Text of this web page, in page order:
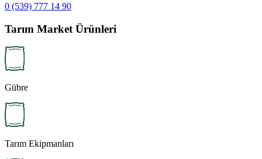
0 (539) 777 14 90
Tarım Market Ürünleri
Gübre
Tarım Ekipmanları